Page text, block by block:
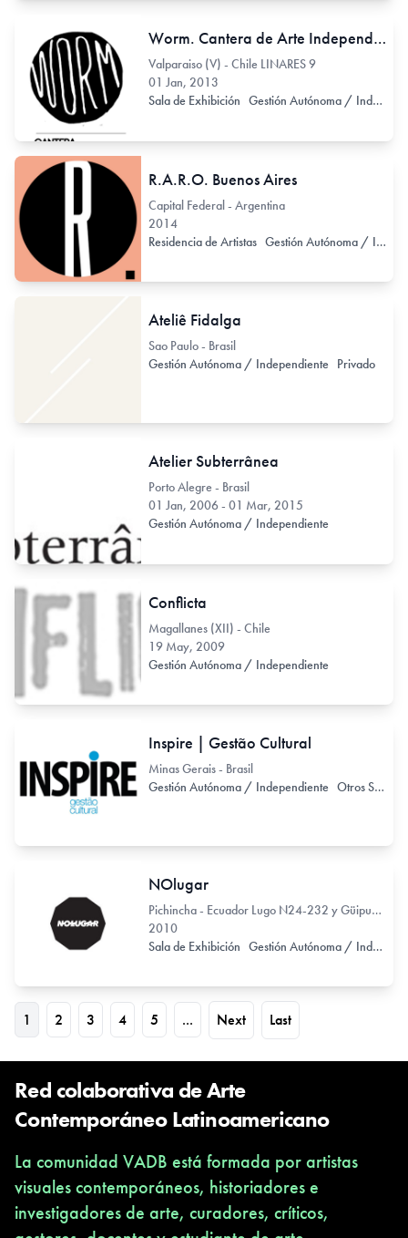
Worm. Cantera de Arte Independiente
Valparaiso (V) - Chile LINARES 9
01 Jan, 2013
Sala de Exhibición Gestión Autónoma / Independiente
R.A.R.O. Buenos Aires
Capital Federal - Argentina
2014
Residencia de Artistas Gestión Autónoma / Independiente
Ateliê Fidalga
Sao Paulo - Brasil
Gestión Autónoma / Independiente Privado
Atelier Subterrânea
Porto Alegre - Brasil
01 Jan, 2006 - 01 Mar, 2015
Gestión Autónoma / Independiente
Conflicta
Magallanes (XII) - Chile
19 May, 2009
Gestión Autónoma / Independiente
Inspire | Gestão Cultural
Minas Gerais - Brasil
Gestión Autónoma / Independiente Otros Servicios Asociados
NOlugar
Pichincha - Ecuador Lugo N24-232 y Güipuzcoa
2010
Sala de Exhibición Gestión Autónoma / Independiente
1 2 3 4 5 ... Next Last
Red colaborativa de Arte
Contemporáneo Latinoamericano
La comunidad VADB está formada por artistas
visuales contemporáneos, historiadores e
investigadores de arte, curadores, críticos,